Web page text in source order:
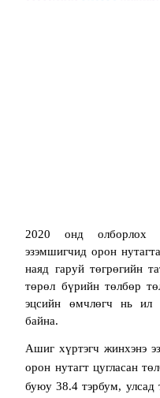
2020 онд олборлох
эзэмшигчид орон
наяд гаруй төгрөгийн
төрөл бүрийн төлбөр
эцсийн өмчлөгч нь ил
байна.
Ашиг хүртэгч жинхэнэ
орон нутагт цугласан
буюу 38.4 тэрбум, улсад